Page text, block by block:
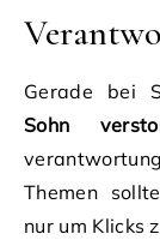
Gerade bei
Sohn
Themen
nur um Klicks